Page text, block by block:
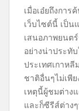
เมื่อเอ๋ยถึงกา
เว็บไซต์นี้ เป็น
เสนอภาพยนต
อย่างน่าประทั
ประเทศเกาห
ชาติอื่นๆไม่เพี
เหตุนี้ผู้ชมต่าง
และก็ซีรีส์ต่าง